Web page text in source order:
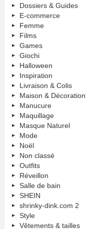
Dossiers & Guides
E-commerce
Femme
Films
Games
Giochi
Halloween
Inspiration
Livraison & Colis
Maison & Décoration
Manucure
Maquillage
Masque Naturel
Mode
Noël
Non classé
Outfits
Réveillon
Salle de bain
SHEIN
shrinky-dink.com 2
Style
Vêtements & tailles